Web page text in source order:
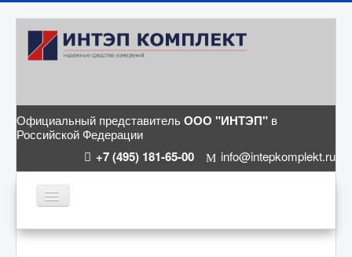
Официальный представительООО "ИНТЭП" в
Российской Федерации
+7 (495) 181-65-00 info@intepkomplekt.ru
ГЛАВНАЯ